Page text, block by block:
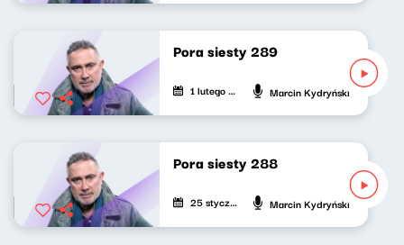
Pora siesty 289
1 lutego 2026 Marcin Kydryński
Pora siesty 288
25 stycznia 2026 Marcin Kydryński